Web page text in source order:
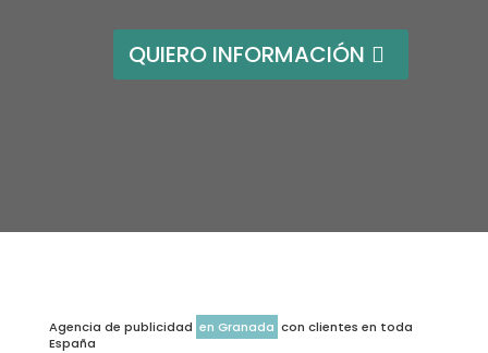
QUIERO INFORMACIÓN
Agencia de publicidad en Granada con clientes en toda
España